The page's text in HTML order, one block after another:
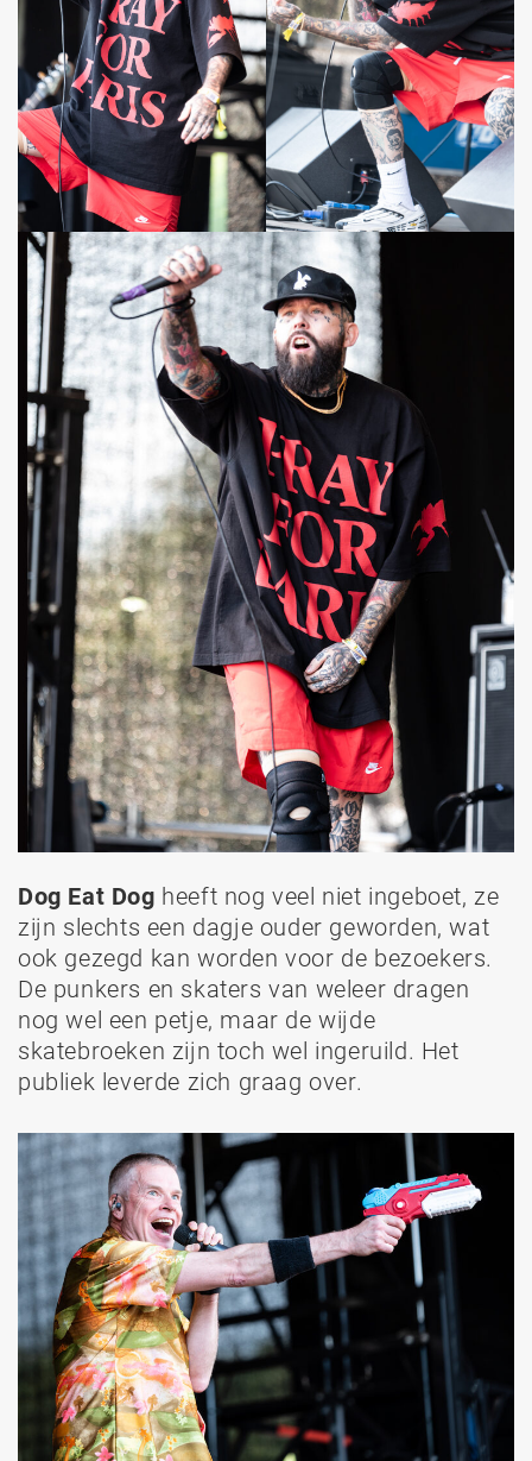
Dog Eat Dog heeft nog veel niet ingeboet, ze
zijn slechts een dagje ouder geworden, wat
ook gezegd kan worden voor de bezoekers.
De punkers en skaters van weleer dragen
nog wel een petje, maar de wijde
skatebroeken zijn toch wel ingeruild. Het
publiek leverde zich graag over.